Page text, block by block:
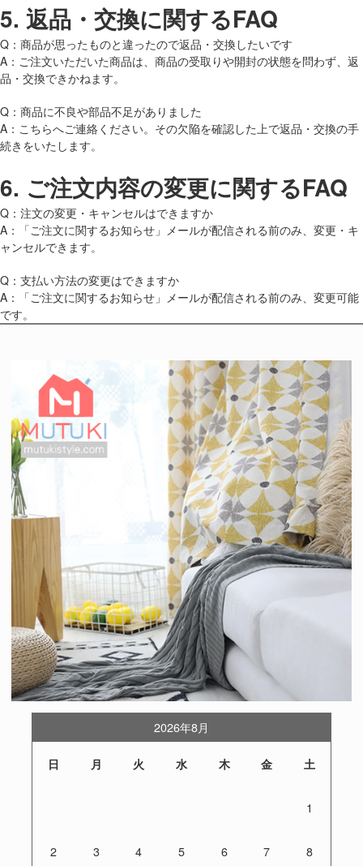
5. 返品・交換に関するFAQ
Q：商品が思ったものと違ったので返品・交換したいです
A：ご注文いただいた商品は、商品の受取りや開封の状態を問わず、返
品・交換できかねます。
Q：商品に不良や部品不足がありました
A：こちらへご連絡ください。その欠陥を確認した上で返品・交換の手
続きをいたします。
6. ご注文内容の変更に関するFAQ
Q：注文の変更・キャンセルはできますか
A：「ご注文に関するお知らせ」メールが配信される前のみ、変更・キ
ャンセルできます。
Q：支払い方法の変更はできますか
A：「ご注文に関するお知らせ」メールが配信される前のみ、変更可能
です。
2026年8月
日 月 火 水 木 金 土
1
2 3 4 5 6 7 8